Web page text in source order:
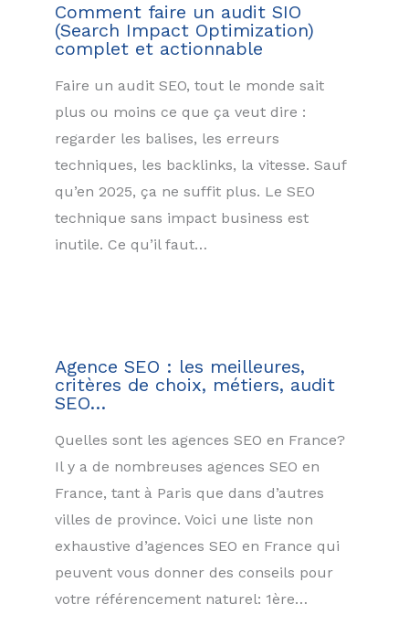
Comment faire un audit SIO
(Search Impact Optimization)
complet et actionnable
Faire un audit SEO, tout le monde sait
plus ou moins ce que ça veut dire :
regarder les balises, les erreurs
techniques, les backlinks, la vitesse. Sauf
qu’en 2025, ça ne suffit plus. Le SEO
technique sans impact business est
inutile. Ce qu’il faut…
Agence SEO : les meilleures,
critères de choix, métiers, audit
SEO…
Quelles sont les agences SEO en France?
Il y a de nombreuses agences SEO en
France, tant à Paris que dans d’autres
villes de province. Voici une liste non
exhaustive d’agences SEO en France qui
peuvent vous donner des conseils pour
votre référencement naturel: 1ère…